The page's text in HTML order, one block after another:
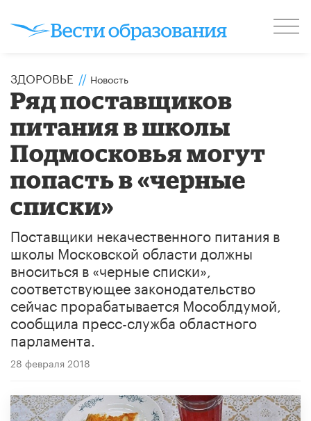
ЗДОРОВЬЕ // Новость
Ряд поставщиков
питания в школы
Подмосковья могут
попасть в «черные
списки»
Поставщики некачественного питания в
школы Московской области должны
вноситься в «черные списки»,
соответствующее законодательство
сейчас прорабатывается Мособлдумой,
сообщила пресс-служба областного
парламента.
28 февраля 2018